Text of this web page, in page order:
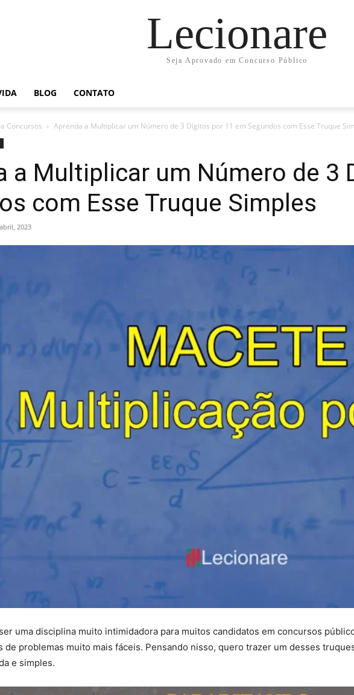
Lecionare
Seja Aprovado em Concurso Público
BLOG CONTATO
Concursos Aprenda a Multiplicar um Número de 3 Dígitos por 11 em Segundos com Esse Truque
a Multiplicar um Número de 3
com Esse Truque Simples
2023
uma disciplina muito intimidadora para muitos candidatos em concursos
de problemas muito mais fáceis. Pensando nisso, quero trazer um desses
e simples.